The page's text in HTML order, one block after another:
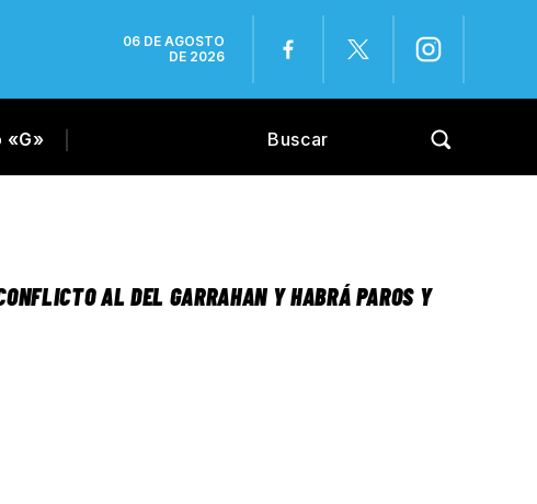
06 DE AGOSTO
DE 2026
«G»
AL DEL GARRAHAN Y HABRÁ PAROS Y